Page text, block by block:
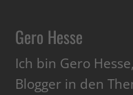
Gero Hesse
Ich bin Gero
Blogger in den